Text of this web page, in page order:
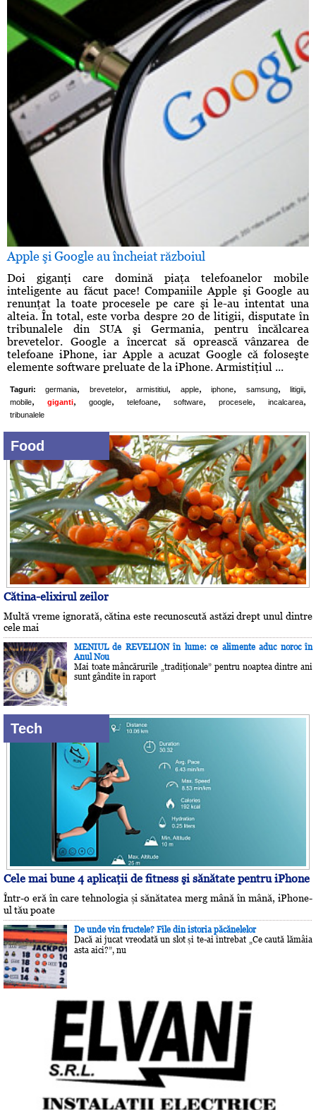
Apple şi Google au încheiat războiul
Doi giganţi care domină piaţa telefoanelor mobile
inteligente au făcut pace! Companiile Apple şi Google au
renunţat la toate procesele pe care şi le-au intentat una
alteia. În total, este vorba despre 20 de litigii, disputate în
tribunalele din SUA şi Germania, pentru încălcarea
brevetelor. Google a încercat să oprească vânzarea de
telefoane iPhone, iar Apple a acuzat Google că foloseşte
elemente software preluate de la iPhone. Armistiţiul ...
Taguri: germania, brevetelor, armistitiul , apple, iphone, samsung, litigii,
mobile, giganti, google, telefoane, software, procesele, incalcarea,
tribunalele
Food
Cătina-elixirul zeilor
Multă vreme ignorată, cătina este recunoscută astăzi drept unul dintre
cele mai
MENIUL de REVELION în lume: ce alimente aduc noroc în
Anul Nou
Mai toate mâncărurile „tradiţionale” pentru noaptea dintre ani
sunt gândite în raport
Tech
Cele mai bune 4 aplicaţii de fitness şi sănătate pentru iPhone
Într-o eră în care tehnologia și sănătatea merg mână în mână, iPhone-
ul tău poate
De unde vin fructele? File din istoria păcănelelor
Dacă ai jucat vreodată un slot și te-ai întrebat „Ce caută lămâia
asta aici?”, nu